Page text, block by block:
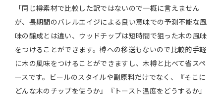
「同じ樽素材で比較した訳ではないので一概に言えません
が、長期間のバレルエイジによる良い意味での予測不能な風
味の醸成とは違い、ウッドチップは短時間で狙った木の風味
をつけることができます。樽への移送もないので比較的手軽
に木の風味をつけることができますし、木樽と比べて省スペ
ースです。ビールのスタイルや副原料だけでなく、『そこに
どんな木のチップを使うか』『トースト温度をどうするか』